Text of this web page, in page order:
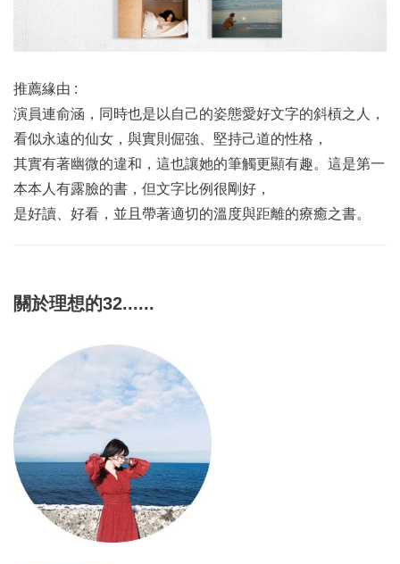
推薦緣由 :
演員連俞涵，同時也是以自己的姿態愛好文字的斜槓之人，
看似永遠的仙女，與實則倔強、堅持己道的性格，
其實有著幽微的違和，這也讓她的筆觸更顯有趣。這是第一
本本人有露臉的書，但文字比例很剛好，
是好讀、好看，並且帶著適切的溫度與距離的療癒之書。
關於理想的32......